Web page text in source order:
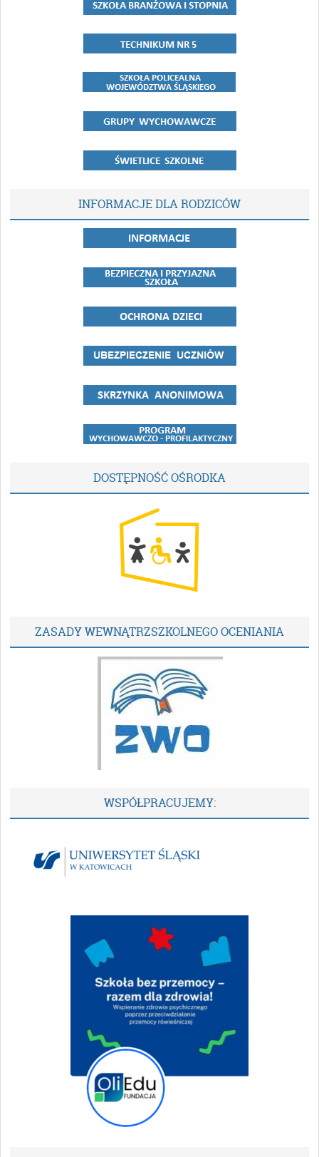
INFORMACJE DLA RODZICÓW
DOSTĘPNOŚĆ OŚRODKA
ZASADY WEWNĄTRZSZKOLNEGO OCENIANIA
WSPÓŁPRACUJEMY: